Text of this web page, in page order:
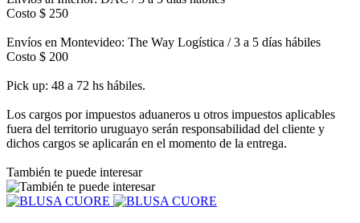
Costo $ 250
Envíos en Montevideo: The Way Logística / 3 a 5 días hábiles
Costo $ 200
Pick up: 48 a 72 hs hábiles.
Los cargos por impuestos aduaneros u otros impuestos aplicables
fuera del territorio uruguayo serán responsabilidad del cliente y
dichos cargos se aplicarán en el momento de la entrega.
También te puede interesar